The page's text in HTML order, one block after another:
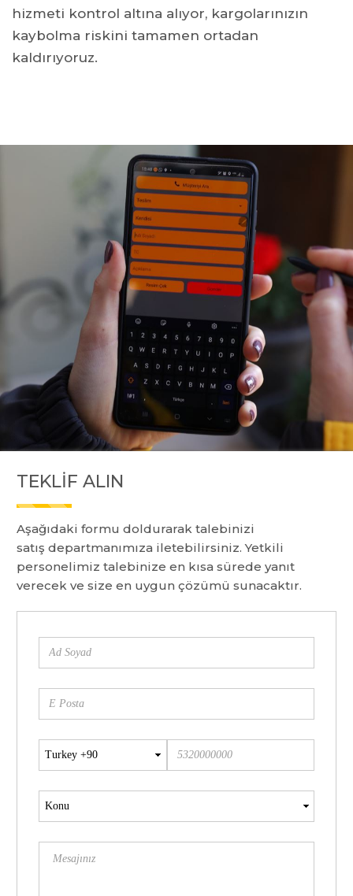
hizmeti kontrol altına alıyor, kargolarınızın
kaybolma riskini tamamen ortadan
kaldırıyoruz.
TEKLIF ALIN
Aşağıdaki formu doldurarak talebinizi
satış departmanımıza iletebilirsiniz. Yetkili
personelimiz talebinize en kısa sürede yanıt
verecek ve size en uygun çözümü sunacaktır.